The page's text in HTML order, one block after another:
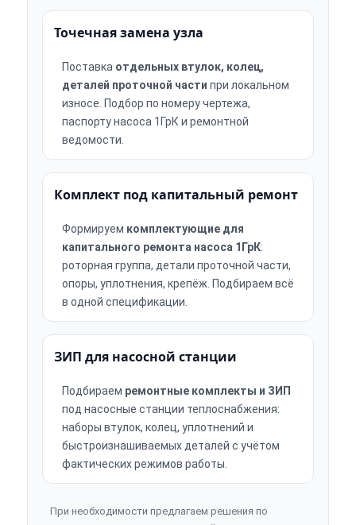
Точечная замена узла
Поставка отдельных втулок, колец,
деталей проточной части при локальном
износе. Подбор по номеру чертежа,
паспорту насоса 1ГрК и ремонтной
ведомости.
Комплект под капитальный ремонт
Формируем комплектующие для
капитального ремонта насоса 1ГрК:
роторная группа, детали проточной части,
опоры, уплотнения, крепёж. Подбираем всё
в одной спецификации.
ЗИП для насосной станции
Подбираем ремонтные комплекты и ЗИП
под насосные станции теплоснабжения:
наборы втулок, колец, уплотнений и
быстроизнашиваемых деталей с учётом
фактических режимов работы.
При необходимости предлагаем решения по